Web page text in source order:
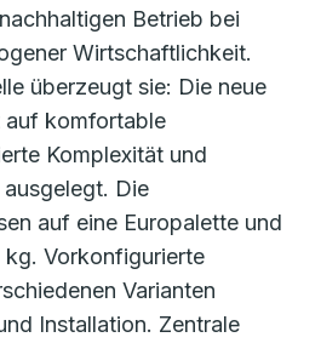
Betrieb bei
Wirtschaftlichkeit.
überzeugt sie: Die neue
auf komfortable
Komplexität und
Die
auf eine Europalette und
kg. Vorkonfigurierte
Varianten
Installation. Zentrale